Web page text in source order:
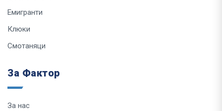
Емигранти
Клюки
Смотаняци
За Фактор
За нас